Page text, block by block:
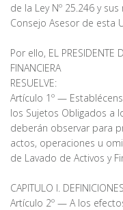
de la Ley Nº 25.246 y
Consejo Asesor de esta
Por ello, EL PRESIDENTE
FINANCIERA
RESUELVE:
Artículo 1º —
los Sujetos Obligados a
deberán observar para
actos, operaciones u
de Lavado de Activos y
CAPITULO I. DEFINICIONES.
Artículo 2º — A los